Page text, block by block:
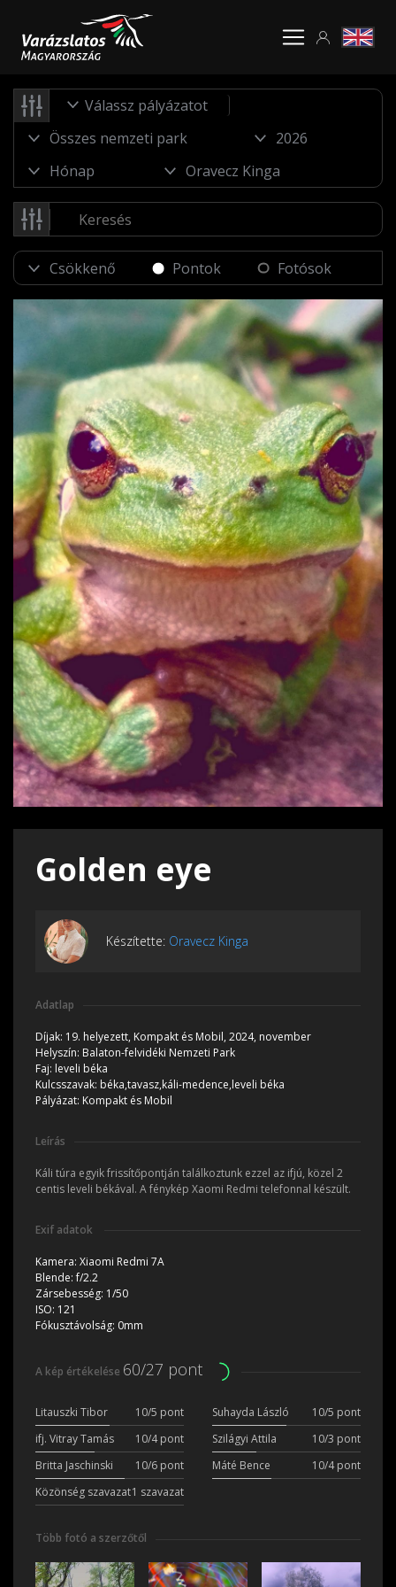
Válassz pályázatot
Pontok Fotósok
Golden eye
Készítette: Oravecz Kinga
Adatlap
Díjak: 19. helyezett, Kompakt és Mobil, 2024, november
Helyszín: Balaton-felvidéki Nemzeti Park
Faj: leveli béka
Kulcsszavak: béka,tavasz,káli-medence,leveli béka
Pályázat: Kompakt és Mobil
Leírás
Káli túra egyik frissítőpontján találkoztunk ezzel az ifjú, közel 2
centis leveli békával. A fénykép Xaomi Redmi telefonnal készült.
Exif adatok
Kamera: Xiaomi Redmi 7A
Blende:f/2.2
Zársebesség: 1/50
ISO: 121
Fókusztávolság: 0mm
A kép értékelése 60/27 pont
Litauszki Tibor 10/5 pont Suhayda László
10/5 pont
ifj. Vitray Tamás
10/4 pont Szilágyi Attila
10/3 pont
Britta Jaschinski
10/6 pont Máté Bence
10/4 pont
Közönség szavazat1 szavazat
Több fotó a szerzőtől